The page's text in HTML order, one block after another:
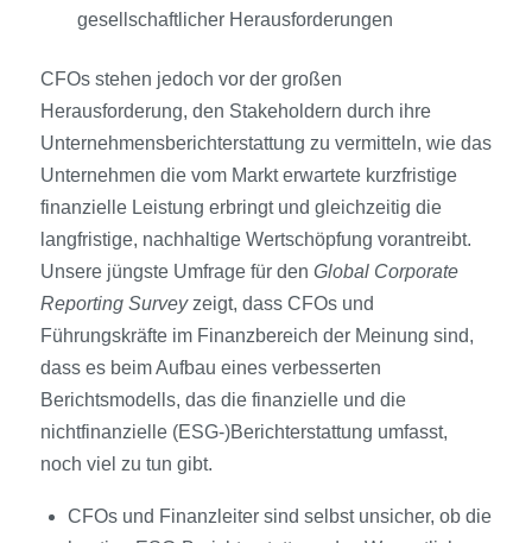
gesellschaftlicher Herausforderungen
CFOs stehen jedoch vor der großen
Herausforderung, den Stakeholdern durch ihre
Unternehmensberichterstattung zu vermitteln, wie das
Unternehmen die vom Markt erwartete kurzfristige
finanzielle Leistung erbringt und gleichzeitig die
langfristige, nachhaltige Wertschöpfung vorantreibt.
Unsere jüngste Umfrage für den Global Corporate
Reporting Surveyzeigt, dass CFOs und
Führungskräfte im Finanzbereich der Meinung sind,
dass es beim Aufbau eines verbesserten
Berichtsmodells, das die finanzielle und die
nichtfinanzielle (ESG-)Berichterstattung umfasst,
noch viel zu tun gibt.
CFOs und Finanzleiter sind selbst unsicher, ob die